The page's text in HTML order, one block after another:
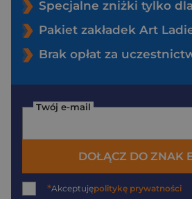
Specjalne zniżki tylko
Pakiet zakładek Art
Brak opłat za
Twój e-mail
DOŁĄCZ DO ZNAK
*Akceptujępolitykę prywatności